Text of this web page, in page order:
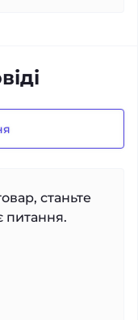
станьте
питання.